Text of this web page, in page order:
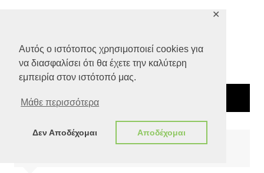
Αυτός ο ιστότοπος χρησιμοποιεί cookies για
να διασφαλίσει ότι θα έχετε την καλύτερη
εμπειρία στον ιστότοπό μας.
Μάθε περισσότερα
Δεν Αποδέχομαι Αποδέχομαι
✕
Special Features